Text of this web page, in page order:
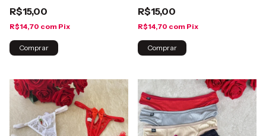
R$15,00
R$14,70 com Pix
Comprar
R$15,00
R$14,70 com Pix
Comprar